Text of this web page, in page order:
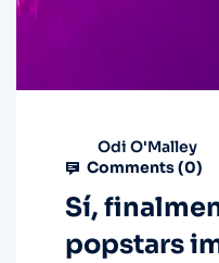
Odi O'Malley
Comments (0)
Sí,
popstars